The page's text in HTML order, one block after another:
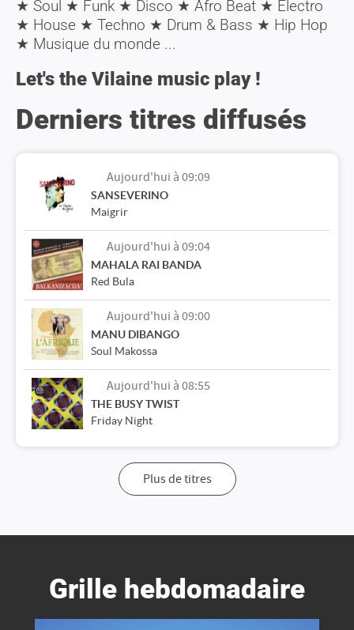
★ Soul ★ Funk ★ Disco ★ Afro Beat ★ Electro
★ House ★ Techno ★ Drum & Bass ★ Hip Hop
★ Musique du monde ...
Let's the Vilaine music play !
Derniers titres diffusés
Aujourd'hui à 09:20
THE FLYING LIZARDS
Aujourd'hui à 09:09
SANSEVERINO
Maigrir
Aujourd'hui à 09:04
MAHALA RAI BANDA
Red Bula
Aujourd'hui à 09:00
MANU DIBANGO
Soul Makossa
Aujourd'hui à 08:55
THE BUSY TWIST
Friday Night
Plus de titres
Grille hebdomadaire